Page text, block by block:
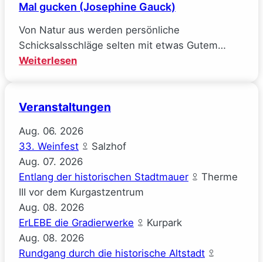
Mal gucken (Josephine Gauck)
Von Natur aus werden persönliche
Schicksalsschläge selten mit etwas Gutem…
Weiterlesen:
(Josephine
Veranstaltungen
Aug. 06. 2026
33. Weinfest
Salzhof
Aug. 07. 2026
Entlang der historischen Stadtmauer
Therme
III vor dem Kurgastzentrum
Aug. 08. 2026
ErLEBE die Gradierwerke
Kurpark
Aug. 08. 2026
Rundgang durch die historische Altstadt